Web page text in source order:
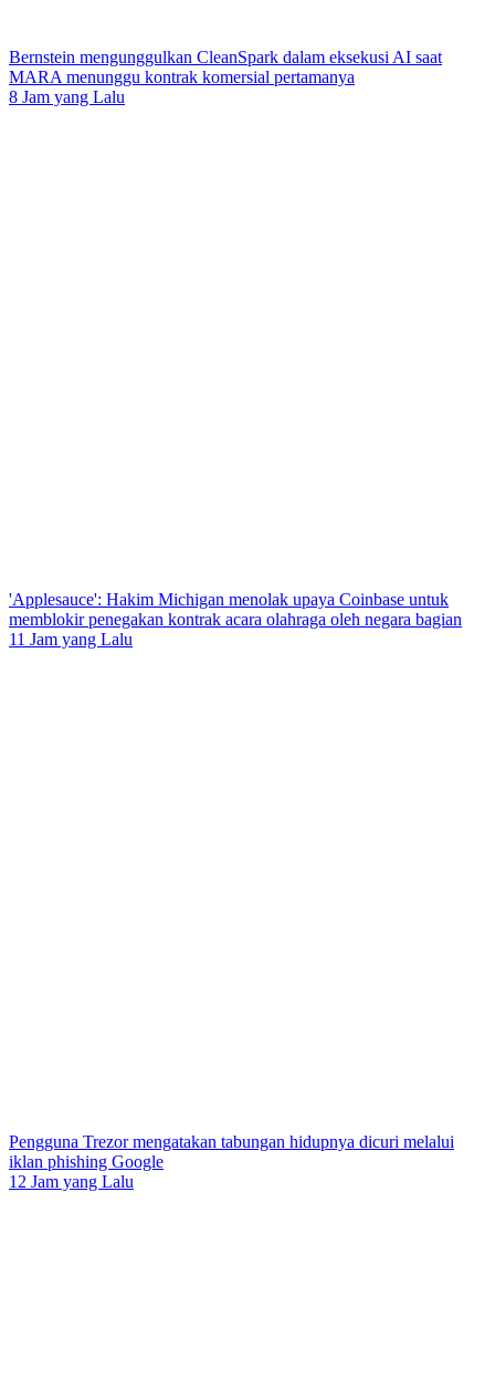
Bernstein mengunggulkan CleanSpark dalam eksekusi AI saat
MARA menunggu kontrak komersial pertamanya
8 Jam yang Lalu
'Applesauce': Hakim Michigan menolak upaya Coinbase untuk
memblokir penegakan kontrak acara olahraga oleh negara bagian
11 Jam yang Lalu
Pengguna Trezor mengatakan tabungan hidupnya dicuri melalui
iklan phishing Google
12 Jam yang Lalu